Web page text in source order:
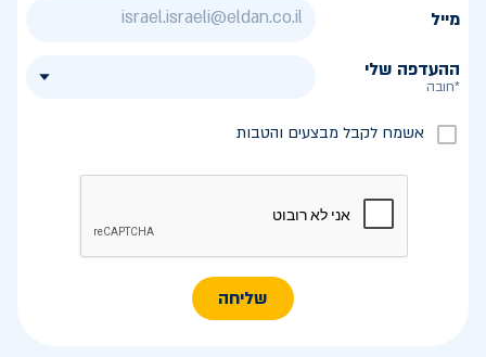
מייל
ההעדפה שלי
*חובה
אשמח לקבל מבצעים והטבות
שליחה